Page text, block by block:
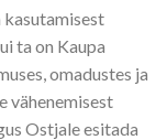
ta on Kaupa
omadustes ja
vähenemisest
Ostjale esitada